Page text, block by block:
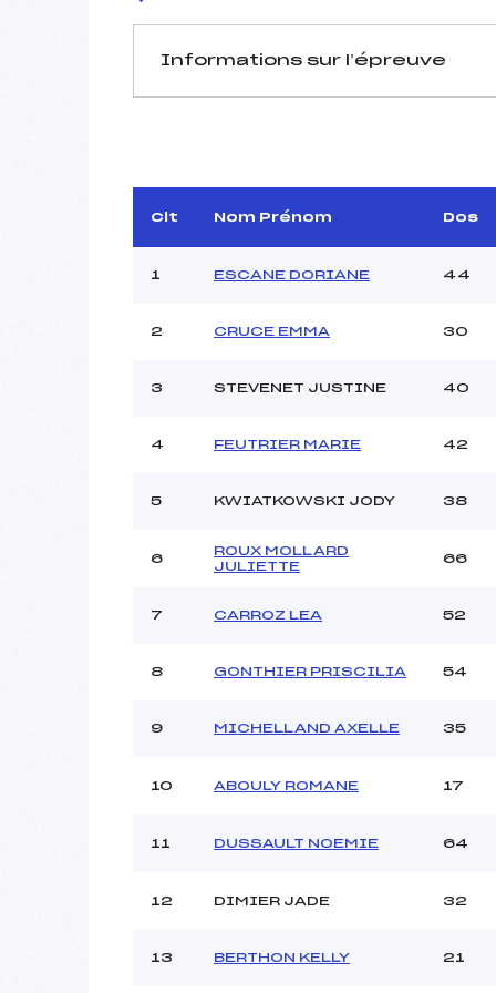
Informations sur l’épreuve
Arbitre :
Assistant :
MANCHE 1
Ouvreurs A :
Ouvreurs C :
Ouvreurs E :
Pénalité appliquée :
Clt Nom Prénom Dos
1 ESCANE DORIANE 44
2 CRUCE EMMA 30
3 STEVENET JUSTINE 40
4 FEUTRIER MARIE 42
5 KWIATKOWSKI JODY 38
6
ROUX MOLLARD
JULIETTE
66
7 CARROZ LEA 52
8 GONTHIER PRISCILIA 54
9 MICHELLAND AXELLE 35
10 ABOULY ROMANE 17
11 DUSSAULT NOEMIE 64
12 DIMIER JADE 32
13 BERTHON KELLY 21